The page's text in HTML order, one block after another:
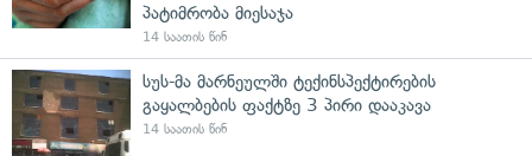
პატიმრობა მიესაჯა
14 საათის წინ
სუს-მა მარნეულში ტექინსპექტირების
გაყალბების ფაქტზე 3 პირი დააკავა
14 საათის წინ